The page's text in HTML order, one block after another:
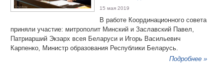
15 мая 2019
В работе Координационного совета
приняли участие: митрополит Минский и Заславский Павел,
Патриарший Экзарх всея Беларуси и Игорь Васильевич
Карпенко, Министр образования Республики Беларусь.
Подробнее »